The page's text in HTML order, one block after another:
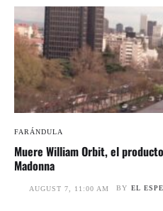
FARÁNDULA
Muere William Orbit, el
Madonna
AUGUST 7, 11:00 AM BY EL